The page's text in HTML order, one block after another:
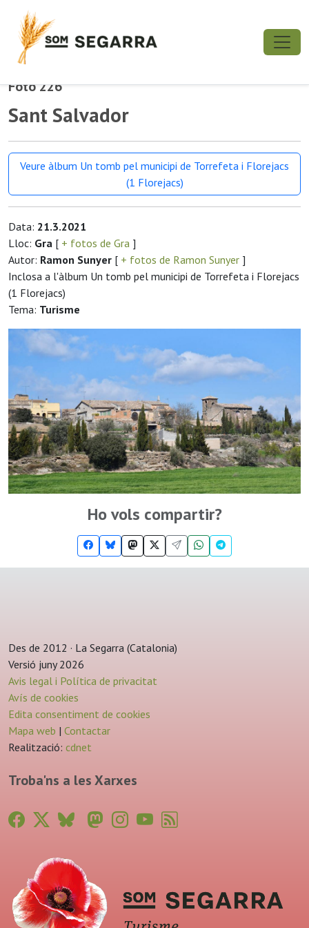
Foto 226
Sant Salvador
Veure àlbum Un tomb pel municipi de Torrefeta i Florejacs
(1 Florejacs)
Data: 21.3.2021
Lloc: Gra [ + fotos de Gra ]
Autor: Ramon Sunyer [ + fotos de Ramon Sunyer ]
Inclosa a l'àlbum Un tomb pel municipi de Torrefeta i Florejacs
(1 Florejacs)
Tema: Turisme
Ho vols compartir?
Des de 2012 · La Segarra (Catalonia)
Versió juny 2026
Avis legal i Política de privacitat
Avís de cookies
Edita consentiment de cookies
Mapa web | Contactar
Realització: cdnet
Troba'ns a les Xarxes